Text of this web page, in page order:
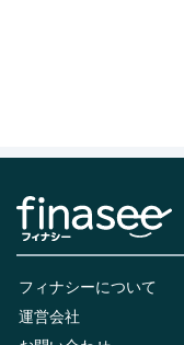
フィナシーについて
運営会社